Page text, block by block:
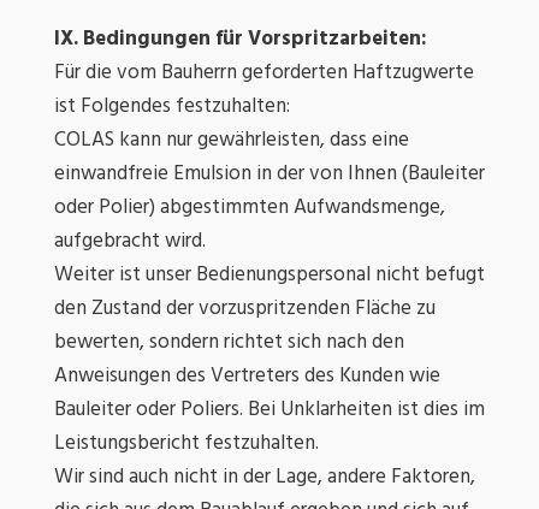
IX. Bedingungen für Vorspritzarbeiten:
Für die vom Bauherrn geforderten Haftzugwerte
ist Folgendes festzuhalten:
COLAS kann nur gewährleisten, dass eine
einwandfreie Emulsion in der von Ihnen (Bauleiter
oder Polier) abgestimmten Aufwandsmenge,
aufgebracht wird.
Weiter ist unser Bedienungspersonal nicht befugt
den Zustand der vorzuspritzenden Fläche zu
bewerten, sondern richtet sich nach den
Anweisungen des Vertreters des Kunden wie
Bauleiter oder Poliers. Bei Unklarheiten ist dies im
Leistungsbericht festzuhalten.
Wir sind auch nicht in der Lage, andere Faktoren,